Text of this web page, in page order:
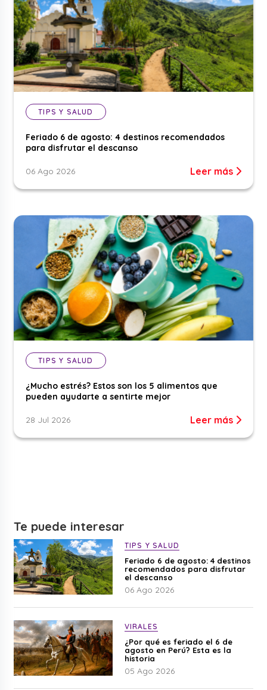
TIPS Y SALUD
Feriado 6 de agosto: 4 destinos recomendados
para disfrutar el descanso
06 Ago 2026 Leer más
TIPS Y SALUD
¿Mucho estrés? Estos son los 5 alimentos que
pueden ayudarte a sentirte mejor
28 Jul 2026 Leer más
Te puede interesar
TIPS Y SALUD
Feriado 6 de agosto: 4 destinos
recomendados para disfrutar
el descanso
06 Ago 2026
VIRALES
¿Por qué es feriado el 6 de
agosto en Perú? Esta es la
historia
05 Ago 2026